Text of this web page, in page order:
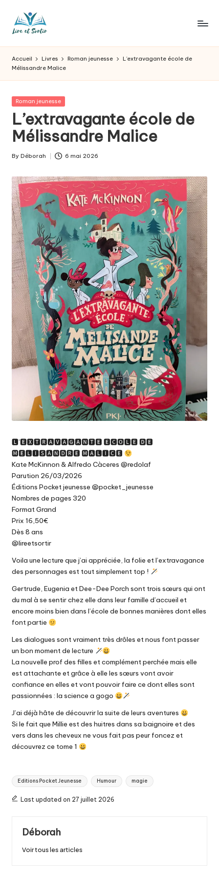
L
ir
e
e
t
s
o
r
t
ir
pour
goûts,
des
sorties
pour
tous
les
Accueil Livres Roman jeunesse
L’extravagante école de
Mélissandre Malice
Posted
Roman jeunesse
L’extravagante école de
Mélissandre Malice
Posted
By Déborah 6 mai 2026
🅻’🅴🆇🆃🆁🅰🆅🅰🅶🅰🅽🆃🅴 🅴́🅲🅾🅻🅴 🅳🅴
🅼🅴́🅻🅸🆂🅰🅽🅳🆁🅴 🅼🅰🅻🅸🅲🅴
Kate McKinnon & Alfredo Càceres @redolaf
Parution 26/03/2026
Éditions Pocket jeunesse @pocket_jeunesse
Nombres de pages 320
Format Grand
Prix 16,50€
Dès 8 ans
@lireetsortir
Voila une lecture que j’ai appréciée, la folie et l’extravagance
des personnages est tout simplement top !
Gertrude, Eugenia et Dee-Dee Porch sont trois sœurs qui ont
du mal à se sentir chez elle dans leur famille d’accueil et
encore moins bien dans l’école de bonnes manières dont elles
font partie
Les dialogues sont vraiment très drôles et nous font passer
un bon moment de lecture
La nouvelle prof des filles et complément perchée mais elle
est attachante et grâce à elle les sœurs vont avoir
confiance en elles et vont pouvoir faire ce dont elles sont
passionnées : la science a gogo
J’ai déjà hâte de découvrir la suite de leurs aventures
Si le fait que Millie est des huitres dans sa baignoire et des
vers dans les cheveux ne vous fait pas peur foncez et
découvrez ce tome 1
Tags:
Editions Pocket Jeunesse Humour magie
Last updated on 27 juillet 2026
Déborah
Voir tous les articles